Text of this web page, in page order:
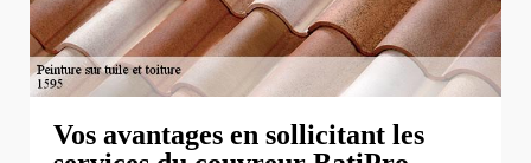
Vos avantages en sollicitant les